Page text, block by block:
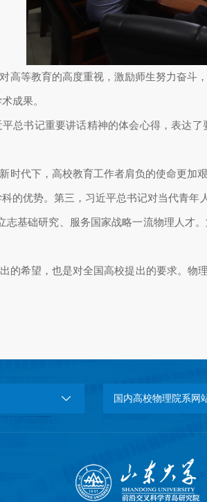
高等教育的高度重视，激励师生努力奋
成果。
总书记重要讲话精神的体会心得，表达
时代下，高校教育工作者肩负的使命更
的优势。第三，习近平总书记对当代青
基础研究、服务国家战略一流物理人
的希望，也是对全国高校提出的要求。
国内高校物理院系网